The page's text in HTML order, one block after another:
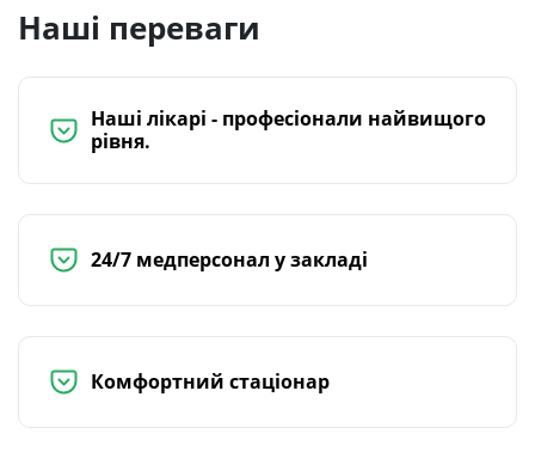
Наші переваги
Наші лікарі - професіонали найвищого
рівня.
24/7 медперсонал у закладі
Комфортний стаціонар